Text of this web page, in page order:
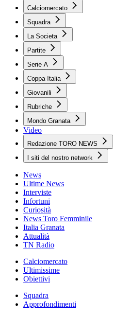
Calciomercato
Squadra
La Societa
Partite
Serie A
Coppa Italia
Giovanili
Rubriche
Mondo Granata
Video
Redazione TORO NEWS
I siti del nostro network
News
Ultime News
Interviste
Infortuni
Curiosità
News Toro Femminile
Italia Granata
Attualità
TN Radio
Calciomercato
Ultimissime
Obiettivi
Squadra
Approfondimenti